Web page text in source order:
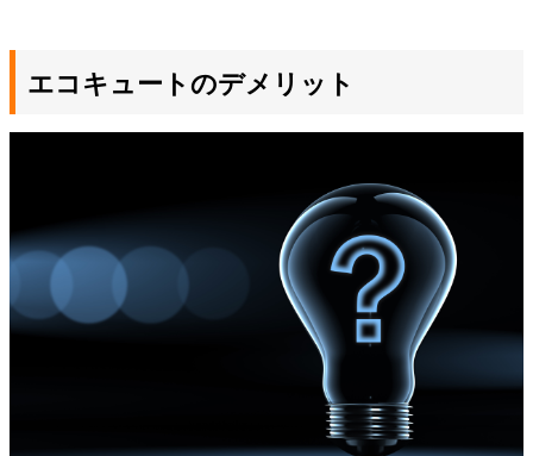
エコキュートのデメリット